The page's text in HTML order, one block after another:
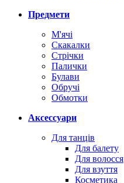
Предмети
М'ячі
Скакалки
Стрічки
Палички
Булави
Обручі
Обмотки
Аксессуари
Для танців
Для балету
Для волосся
Для взуття
Косметика